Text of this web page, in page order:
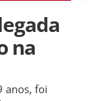
na
anos, foi